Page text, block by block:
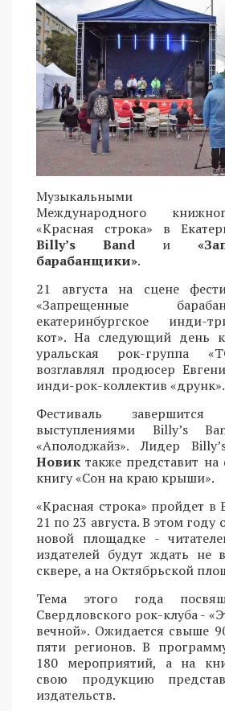
Музыкальными
Международного
«Красная строка» в
Billy’s Band и
барабанщики».
21 августа на сцене
«Запрещенные
екатеринбургское инди-
кот». На следующий день
уральская рок-группа
возглавлял продюсер
инди-рок-коллектив «друнк».
Фестиваль
выступлениями Billy’s
«Аполоджайз». Лидер
Новик также представит на
книгу «Сон на краю крыши».
«Красная строка» пройдет в
21 по 23 августа. В этом году
новой площадке -
издателей будут ждать не
сквере, а на Октябрьской
Тема этого года
Свердловского рок-клуба -
вечной». Ожидается свыше
пяти регионов. В
180 мероприятий, а на
свою продукцию
издательств.